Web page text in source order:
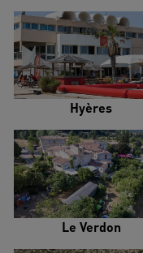
Hyères
Le Verdon